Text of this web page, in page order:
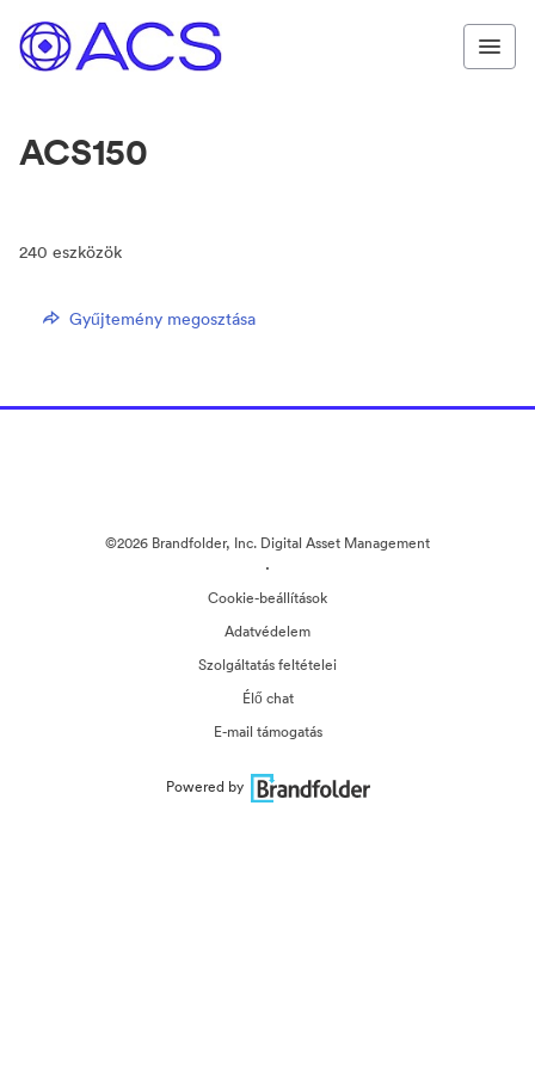
ACS150
240 eszközök
Gyűjtemény megosztása
©2026 Brandfolder, Inc. Digital Asset Management
·
Cookie-beállítások
Adatvédelem
Szolgáltatás feltételei
Élő chat
E-mail támogatás
Powered by